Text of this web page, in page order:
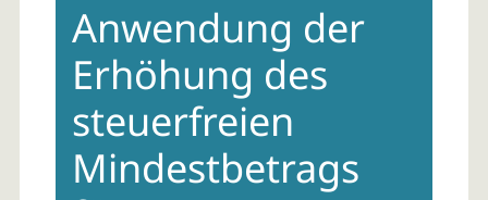
contentAnwendung der
Erhöhung des
steuerfreien
Mindestbetrags